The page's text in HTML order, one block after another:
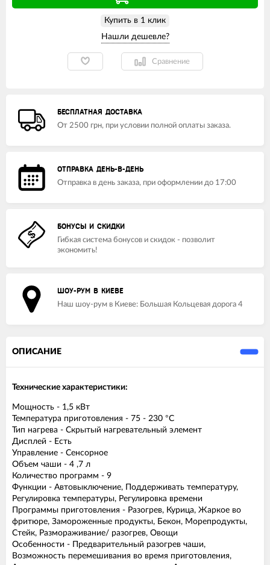
Купить в 1 клик
Сравнение
БЕСПЛАТНАЯ ДОСТАВКА
От 2500 грн, при условии полной оплаты заказа.
ОТПРАВКА ДЕНЬ-В-ДЕНЬ
Отправка в день заказа, при оформлении до 17:00
БОНУСЫ И СКИДКИ
Гибкая система бонусов и скидок - позволит
экономить!
ШОУ-РУМ В КИЕВЕ
Наш шоу-рум в Киеве: Большая Кольцевая дорога 4
ОПИСАНИЕ
Технические характеристики:
Мощность - 1,5 кВт
Температура приготовления - 75 - 230 °С
Тип нагрева - Скрытый нагревательный элемент
Дисплей - Есть
Управление - Сенсорное
Объем чаши - 4 ,7 л
Количество программ - 9
Функции - Автовыключение, Поддерживать температуру,
Регулировка температуры, Регулировка времени
Программы приготовления - Разогрев, Курица, Жаркое во
фритюре, Замороженные продукты, Бекон, Морепродукты,
Стейк, Размораживание/ разогрев, Овощи
Особенности - Предварительный разогрев чаши,
Возможность перемешивания во время приготовления,